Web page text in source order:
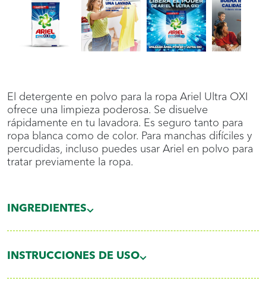
El detergente en polvo para la ropa Ariel Ultra OXI
ofrece una limpieza poderosa. Se disuelve
rápidamente en tu lavadora. Es seguro tanto para
ropa blanca como de color. Para manchas difíciles y
percudidas, incluso puedes usar Ariel en polvo para
tratar previamente la ropa.
INGREDIENTES
INSTRUCCIONES DE USO